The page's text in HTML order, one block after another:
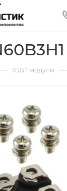
— IGBT модули —